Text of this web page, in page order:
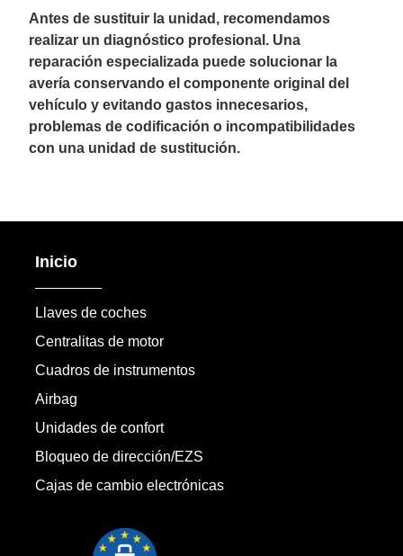
Antes de sustituir la unidad, recomendamos
realizar un diagnóstico profesional. Una
reparación especializada puede solucionar la
avería conservando el componente original del
vehículo y evitando gastos innecesarios,
problemas de codificación o incompatibilidades
con una unidad de sustitución.
Inicio
Llaves de coches
Centralitas de motor
Cuadros de instrumentos
Airbag
Unidades de confort
Bloqueo de dirección/EZS
Cajas de cambio electrónicas